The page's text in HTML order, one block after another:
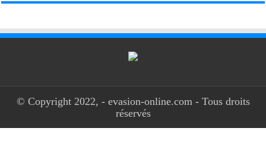
© Copyright 2022, - evasion-online.com - Tous droits
réservés